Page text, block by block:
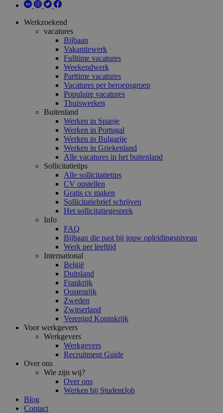
Werkzoekend
vacatures
Bijbaan
Vakantiewerk
Fulltime vacatures
Weekendwerk
Parttime vacatures
Vacatures per beroepsgroep
Populaire vacatures
Thuiswerken
Buitenland
Werken in Spanje
Werken in Portugal
Werken in Bulgarije
Werken in Griekenland
Alle vacatures in het buitenland
Sollicitatietips
Alle sollicitatietips
CV opstellen
Gratis cv maken
Sollicitatiebrief schrijven
Het sollicitatiegesprek
Info
FAQ
Bijbaan die past bij jouw opleidingsniveau
Werk per leeftijd
International
België
Duitsland
Frankrijk
Oostenrijk
Zweden
Zwitserland
Verenigd Koninkrijk
Voor werkgevers
Werkgevers
Werkgevers
Recruitment Guide
Over ons
Wie zijn wij?
Over ons
Werken bij StudentJob
Blog
Contact